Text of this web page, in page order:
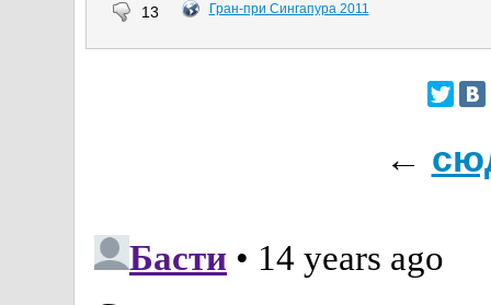
13
Гран-при Сингапура 2011
←